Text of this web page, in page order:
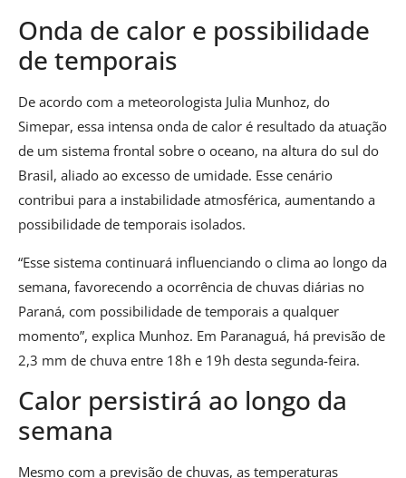
Onda de calor e possibilidade
de temporais
De acordo com a meteorologista Julia Munhoz, do
Simepar, essa intensa onda de calor é resultado da atuação
de um sistema frontal sobre o oceano, na altura do sul do
Brasil, aliado ao excesso de umidade. Esse cenário
contribui para a instabilidade atmosférica, aumentando a
possibilidade de temporais isolados.
“Esse sistema continuará influenciando o clima ao longo da
semana, favorecendo a ocorrência de chuvas diárias no
Paraná, com possibilidade de temporais a qualquer
momento”, explica Munhoz. Em Paranaguá, há previsão de
2,3 mm de chuva entre 18h e 19h desta segunda-feira.
Calor persistirá ao longo da
semana
Mesmo com a previsão de chuvas, as temperaturas